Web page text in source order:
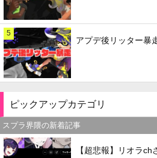
5
アプデ後リッター暴
ピックアップカテゴリ
スプラ界隈の新着記事
【超悲報】リオラ